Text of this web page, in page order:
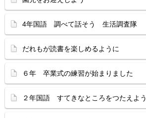
4年国語 調べて話そう 生活調査隊
だれもが読書を楽しめるように
６年 卒業式の練習が始まりました
２年国語 すてきなところをつたえよう